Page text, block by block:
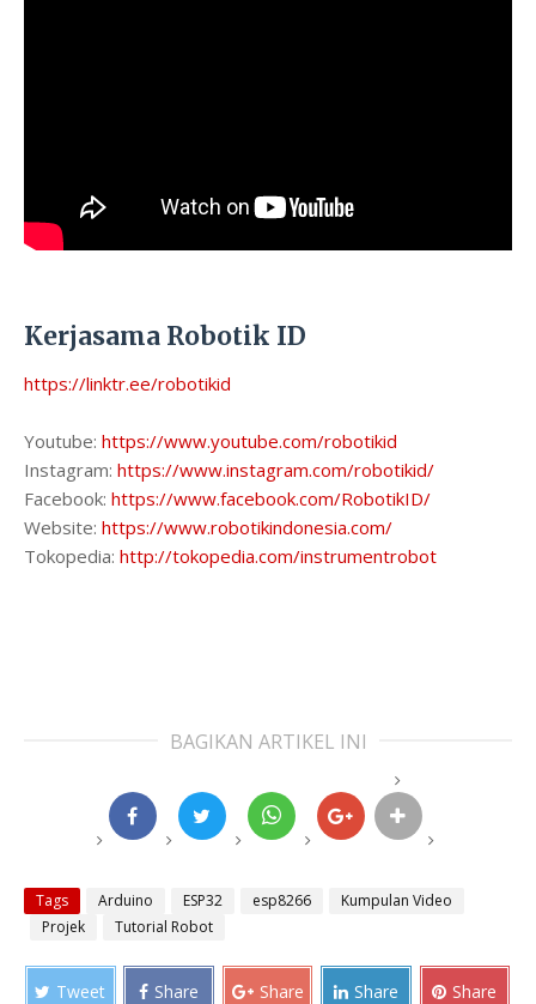
Kerjasama Robotik ID
https://linktr.ee/robotikid
Youtube: https://www.youtube.com/robotikid
Instagram: https://www.instagram.com/robotikid/
Facebook: https://www.facebook.com/RobotikID/
Website: https://www.robotikindonesia.com/
Tokopedia: http://tokopedia.com/instrumentrobot
BAGIKAN ARTIKEL INI
Tags Arduino ESP32 esp8266
Kumpulan Video
Projek
Tutorial Robot
Tweet Share Share Share Share